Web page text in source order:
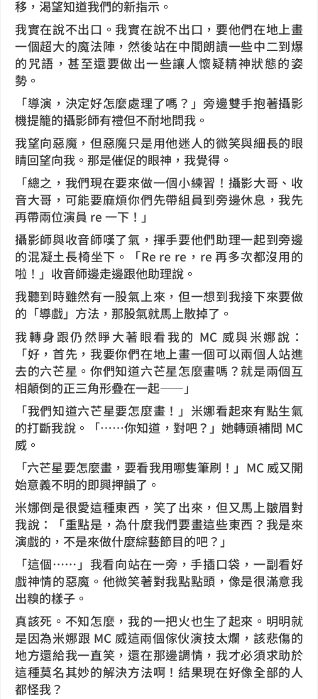
移，渴望知道我們的新指示。
我實在說不出口。我實在說不出口，要他們在地上畫
一個超大的魔法陣，然後站在中間朗讀一些中二到爆
的咒語，甚至還要做出一些讓人懷疑精神狀態的姿
勢。
「導演，決定好怎麼處理了嗎？」旁邊雙手抱著攝影
機提籠的攝影師有禮但不耐地問我。
我望向惡魔，但惡魔只是用他迷人的微笑與細長的眼
睛回望向我。那是催促的眼神，我覺得。
「總之，我們現在要來做一個小練習！攝影大哥、收
音大哥，可能要麻煩你們先帶組員到旁邊休息，我先
再帶兩位演員 re 一下！」
攝影師與收音師嘆了氣，揮手要他們助理一起到旁邊
的混凝土長椅坐下。「Re re re，re 再多次都沒用的
啦！」收音師邊走邊跟他助理說。
我聽到時雖然有一股氣上來，但一想到我接下來要做
的「導戲」方法，那股氣就馬上散掉了。
我轉身跟仍然睜大著眼看我的 MC 威與米娜說：
「好，首先，我要你們在地上畫一個可以兩個人站進
去的六芒星。你們知道六芒星怎麼畫嗎？就是兩個互
相顛倒的正三角形疊在一起——」
「我們知道六芒星要怎麼畫！」米娜看起來有點生氣
的打斷我說。「⋯⋯你知道，對吧？」她轉頭補問 MC
威。
「六芒星要怎麼畫，要看我用哪隻筆刷！」MC 威又開
始意義不明的即興押韻了。
米娜倒是很愛這種東西，笑了出來，但又馬上皺眉對
我說：「重點是，為什麼我們要畫這些東西？我是來
演戲的，不是來做什麼綜藝節目的吧？」
「這個⋯⋯」我看向站在一旁，手插口袋，一副看好
戲神情的惡魔。他微笑著對我點點頭，像是很滿意我
出糗的樣子。
真該死。不知怎麼，我的一把火也生了起來。明明就
是因為米娜跟 MC 威這兩個傢伙演技太爛，該悲傷的
地方還給我一直笑，還在那邊調情，我才必須求助於
這種莫名其妙的解決方法啊！結果現在好像全部的人
都怪我？